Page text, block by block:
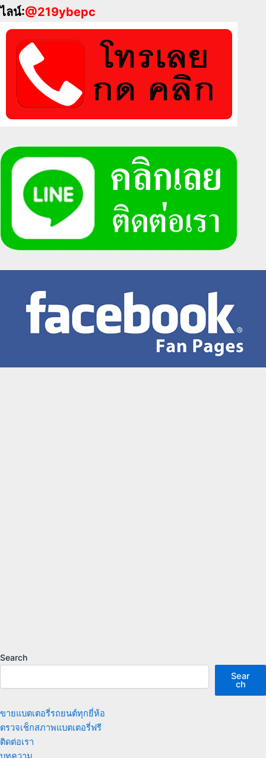
ไลน์:@219ybepc
Search
Sear
ch
ขายแบตเตอรี่รถยนต์ทุกยี่ห้อ
ตรวจเช็กสภาพแบตเตอรี่ฟรี
ติดต่อเรา